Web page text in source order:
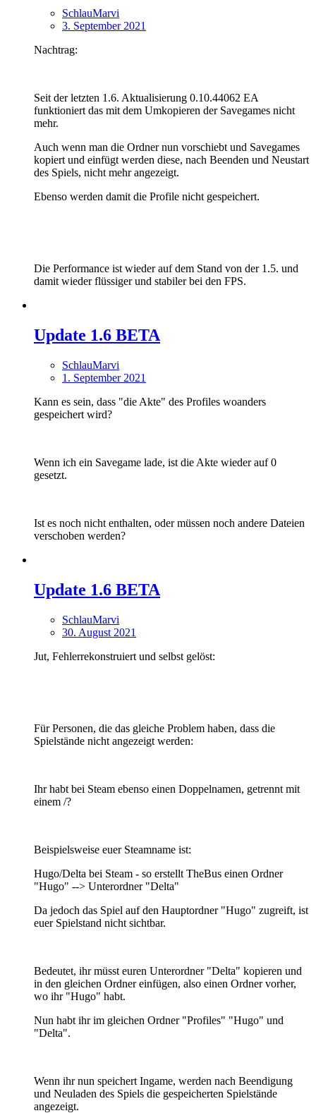
SchlauMarvi
3. September 2021
Nachtrag:
Seit der letzten 1.6. Aktualisierung 0.10.44062 EA
funktioniert das mit dem Umkopieren der Savegames nicht
mehr.
Auch wenn man die Ordner nun vorschiebt und Savegames
kopiert und einfügt werden diese, nach Beenden und Neustart
des Spiels, nicht mehr angezeigt.
Ebenso werden damit die Profile nicht gespeichert.
Die Performance ist wieder auf dem Stand von der 1.5. und
damit wieder flüssiger und stabiler bei den FPS.
Update 1.6 BETA
SchlauMarvi
1. September 2021
Kann es sein, dass "die Akte" des Profiles woanders
gespeichert wird?
Wenn ich ein Savegame lade, ist die Akte wieder auf 0
gesetzt.
Ist es noch nicht enthalten, oder müssen noch andere Dateien
verschoben werden?
Update 1.6 BETA
SchlauMarvi
30. August 2021
Jut, Fehlerrekonstruiert und selbst gelöst:
Für Personen, die das gleiche Problem haben, dass die
Spielstände nicht angezeigt werden:
Ihr habt bei Steam ebenso einen Doppelnamen, getrennt mit
einem /?
Beispielsweise euer Steamname ist:
Hugo/Delta bei Steam - so erstellt TheBus einen Ordner
"Hugo" --> Unterordner "Delta"
Da jedoch das Spiel auf den Hauptordner "Hugo" zugreift, ist
euer Spielstand nicht sichtbar.
Bedeutet, ihr müsst euren Unterordner "Delta" kopieren und
in den gleichen Ordner einfügen, also einen Ordner vorher,
wo ihr "Hugo" habt.
Nun habt ihr im gleichen Ordner "Profiles" "Hugo" und
"Delta".
Wenn ihr nun speichert Ingame, werden nach Beendigung
und Neuladen des Spiels die gespeicherten Spielstände
angezeigt.